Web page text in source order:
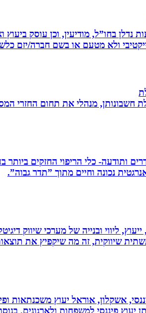
נדלן בחו”ל, מודיעין, וכן עוסק
ולא מטעם או בשם חברה/יזם
חשבונותן, מנהלי את תחום החזרי
נכונה וחיים מתוך ”תדר גבוה”.
ייעוץ, ליווי ובנייה של מערכי שיווק
שיווקית, זה מה שיקפיץ את
אשקלון, אוראל יעוץ משכנתאות
יעוץ פיננסי למשפחות ולארגונים.